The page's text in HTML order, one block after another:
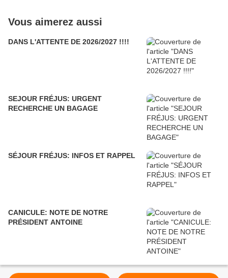
Vous aimerez aussi
DANS L'ATTENTE DE 2026/2027 !!!!
SEJOUR FRÉJUS: URGENT
RECHERCHE UN BAGAGE
SÉJOUR FRÉJUS: INFOS ET RAPPEL
CANICULE: NOTE DE NOTRE
PRÉSIDENT ANTOINE